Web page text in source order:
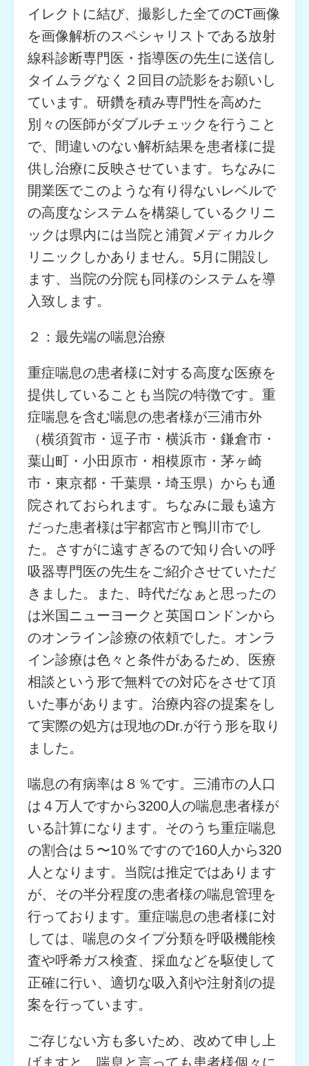
イレクトに結び、撮影した全てのCT画像
を画像解析のスペシャリストである放射
線科診断専門医・指導医の先生に送信し
タイムラグなく２回目の読影をお願いし
ています。研鑽を積み専門性を高めた
別々の医師がダブルチェックを行うこと
で、間違いのない解析結果を患者様に提
供し治療に反映させています。ちなみに
開業医でこのような有り得ないレベルで
の高度なシステムを構築しているクリニ
ックは県内には当院と浦賀メディカルク
リニックしかありません。5月に開設し
ます、当院の分院も同様のシステムを導
入致します。
２：最先端の喘息治療
重症喘息の患者様に対する高度な医療を
提供していることも当院の特徴です。重
症喘息を含む喘息の患者様が三浦市外
（横須賀市・逗子市・横浜市・鎌倉市・
葉山町・小田原市・相模原市・茅ヶ崎
市・東京都・千葉県・埼玉県）からも通
院されておられます。ちなみに最も遠方
だった患者様は宇都宮市と鴨川市でし
た。さすがに遠すぎるので知り合いの呼
吸器専門医の先生をご紹介させていただ
きました。また、時代だなぁと思ったの
は米国ニューヨークと英国ロンドンから
のオンライン診療の依頼でした。オンラ
イン診療は色々と条件があるため、医療
相談という形で無料での対応をさせて頂
いた事があります。治療内容の提案をし
て実際の処方は現地のDr.が行う形を取り
ました。
喘息の有病率は８％です。三浦市の人口
は４万人ですから3200人の喘息患者様が
いる計算になります。そのうち重症喘息
の割合は５〜10％ですので160人から320
人となります。当院は推定ではあります
が、その半分程度の患者様の喘息管理を
行っております。重症喘息の患者様に対
しては、喘息のタイプ分類を呼吸機能検
査や呼希ガス検査、採血などを駆使して
正確に行い、適切な吸入剤や注射剤の提
案を行っています。
ご存じない方も多いため、改めて申し上
げますと、喘息と言っても患者様個々に